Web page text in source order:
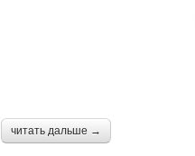
читать дальше →